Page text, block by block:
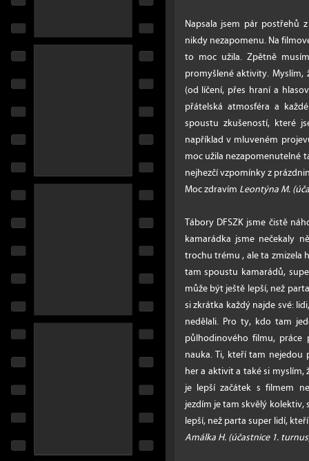
Napsala jsem pár postřehů
nikdy nezapomenu. Na
to moc užila. Zpětně
promyšlené aktivity.
(od líčení, přes hraní a
přátelská atmosféra a
spoustu zkušeností, které
například v mluveném
moc užila nezapomenutelné
nejhezčí vzpomínky z
Moc zdravím Leontýna M.
Tábory DFSZK jsme čistě
kamarádka jsme nečekaly
trochu trému , ale ta zmizela
tam spoustu kamarádů,
může být ještě lepší, než
si zkrátka každý najde své:
nedělali. Pro ty, kdo tam
půlhodinového filmu,
nauka. Ti, kteří tam
her a aktivit a také si
je lepší začátek s filmem
jezdím je tam skvělý kolektiv,
lepší, než parta super lidí,
Amálka H. (účastnice 1.